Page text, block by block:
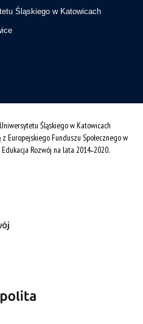
Śląskiego w Katowicach
Śląskiego w Katowicach
Europejskiego Funduszu Społecznego w
Rozwój na lata 2014˗2020.